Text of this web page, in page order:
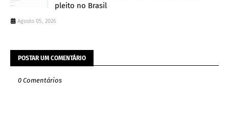
pleito no Brasil
Agosto 05, 2026
POSTAR UM COMENTÁRIO
0 Comentários